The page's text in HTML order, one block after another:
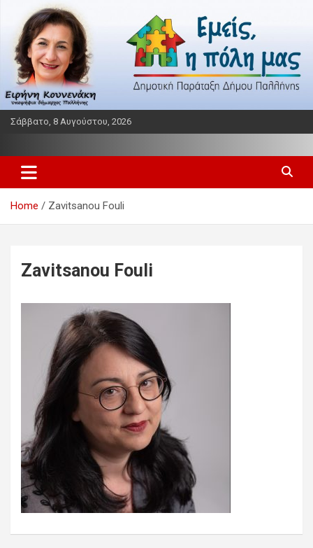
content
Σάββατο, 8 Αυγούστου, 2026
Εμείς η πόλη μας
Home Zavitsanou Fouli
Zavitsanou Fouli